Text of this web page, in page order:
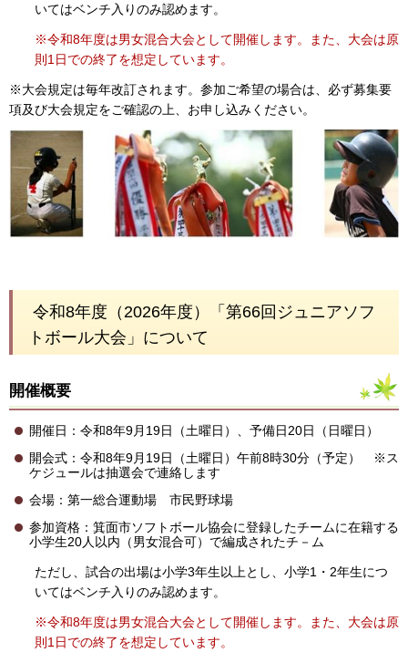
いてはベンチ入りのみ認めます。
※令和8年度は男女混合大会として開催します。また、大会は原
則1日での終了を想定しています。
※大会規定は毎年改訂されます。参加ご希望の場合は、必ず募集要
項及び大会規定をご確認の上、お申し込みください。
令和8年度（2026年度）「第66回ジュニアソフ
トボール大会」について
開催概要
開催日：令和8年9月19日（土曜日）、予備日20日（日曜日）
開会式：令和8年9月19日（土曜日）午前8時30分（予定） ※ス
ケジュールは抽選会で連絡します
会場：第一総合運動場 市民野球場
参加資格：箕面市ソフトボール協会に登録したチームに在籍する
小学生20人以内（男女混合可）で編成されたチ－ム
ただし、試合の出場は小学3年生以上とし、小学1・2年生につ
いてはベンチ入りのみ認めます。
※令和8年度は男女混合大会として開催します。また、大会は原
則1日での終了を想定しています。